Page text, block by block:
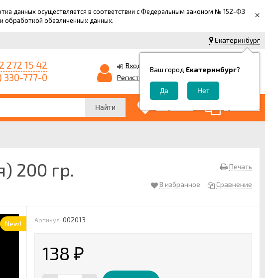
данных осуществляется в соответствии с Федеральным законом № 152-ФЗ
обработкой обезличенных данных. ×
Екатеринбург
Ваш город Екатеринбург?
272 15 42
330-777-0
Вход
Регистрация
Корзина
0
Найти Сравнение
Печать
200 гр.
В избранное Сравнение
New! Артикул: 002013
138 ₽